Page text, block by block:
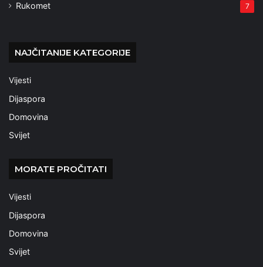
Rukomet 7
NAJČITANIJE KATEGORIJE
Vijesti
Dijaspora
Domovina
Svijet
MORATE PROČITATI
Vijesti
Dijaspora
Domovina
Svijet